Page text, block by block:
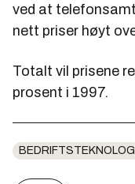
ved at
nett priser høyt
Totalt vil prisene
prosent i 1997.
BEDRIFTSTEKNOLOGI